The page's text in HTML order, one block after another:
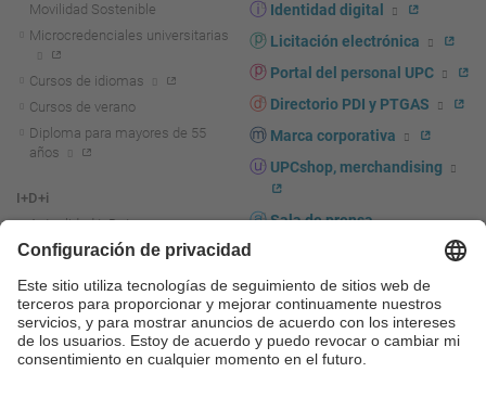
Movilidad Sostenible
Microcredenciales universitarias
Cursos de idiomas
Cursos de verano
Diploma para mayores de 55
años
I+D+i
Actualidad I+D+I
La investigación en la UPC
Fomento y apoyo a la
investigación
La transferencia, el
emprendimiento y la innovación
en la UPC
Identidad digital
Licitación electrónica
Portal del personal UPC
Directorio PDI y PTGAS
Marca corporativa
UPCshop, merchandising
Sala de prensa